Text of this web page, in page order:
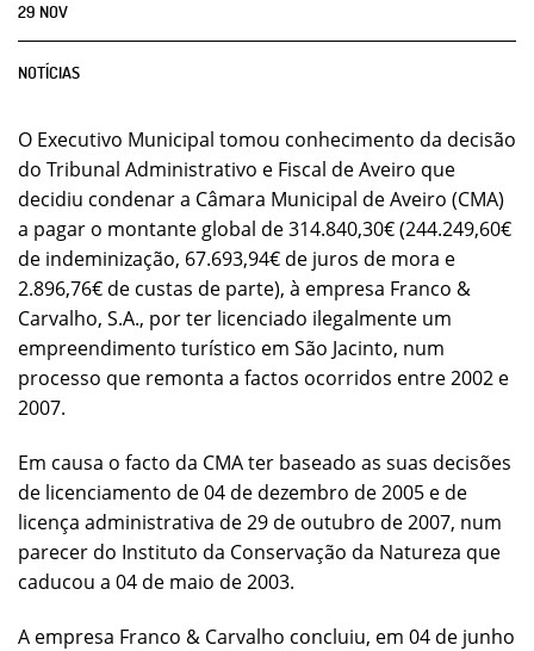
29 NOV
NOTÍCIAS
O Executivo Municipal tomou conhecimento da decisão
do Tribunal Administrativo e Fiscal de Aveiro que
decidiu condenar a Câmara Municipal de Aveiro (CMA)
a pagar o montante global de 314.840,30€ (244.249,60€
de indeminização, 67.693,94€ de juros de mora e
2.896,76€ de custas de parte), à empresa Franco &
Carvalho, S.A., por ter licenciado ilegalmente um
empreendimento turístico em São Jacinto, num
processo que remonta a factos ocorridos entre 2002 e
2007.
Em causa o facto da CMA ter baseado as suas decisões
de licenciamento de 04 de dezembro de 2005 e de
licença administrativa de 29 de outubro de 2007, num
parecer do Instituto da Conservação da Natureza que
caducou a 04 de maio de 2003.
A empresa Franco & Carvalho concluiu, em 04 de junho